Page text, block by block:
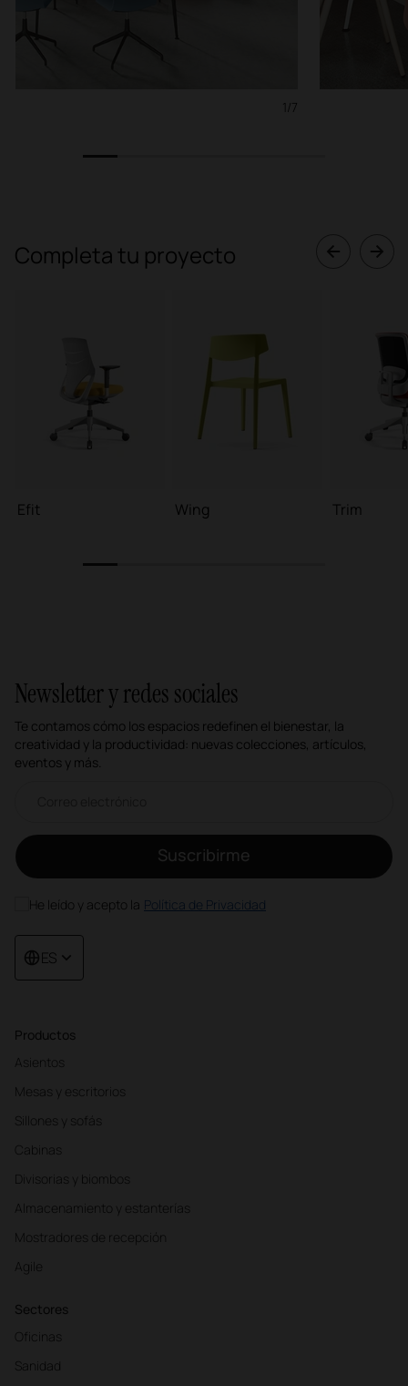
1/7
Completa tu proyecto
Efit Wing Trim
Productos
Asientos
Mesas y escritorios
Sillones y sofás
Cabinas
Divisorias y biombos
Almacenamiento y estanterías
Mostradores de recepción
Agile
Sectores
Oficinas
Sanidad
Newsletter y redes sociales
Te contamos cómo los espacios redefinen el bienestar, la
creatividad y la productividad: nuevas colecciones, artículos,
eventos y más.
Suscribirme
He leído y acepto la Política de Privacidad
ES